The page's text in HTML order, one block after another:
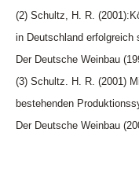
(2) Schultz, H. R.
in Deutschland erfolgreich
Der Deutsche Weinbau
(3) Schultz. H. R. (2001)
bestehenden
Der Deutsche Weinbau